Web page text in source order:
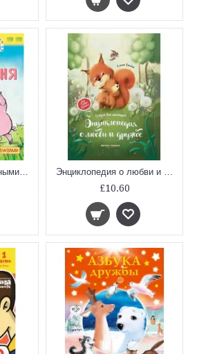
Чуня. Книжка с крупными буквами Энциклопедия о любви и дружбе. Сказки для малышей
£10.60